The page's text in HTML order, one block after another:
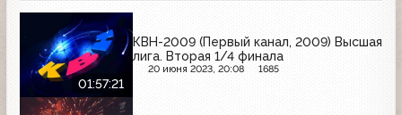
01:57:21
КВН-2009 (Первый канал, 2009) Высшая
лига. Вторая 1/4 финала
20 июня 2023, 20:08 1685